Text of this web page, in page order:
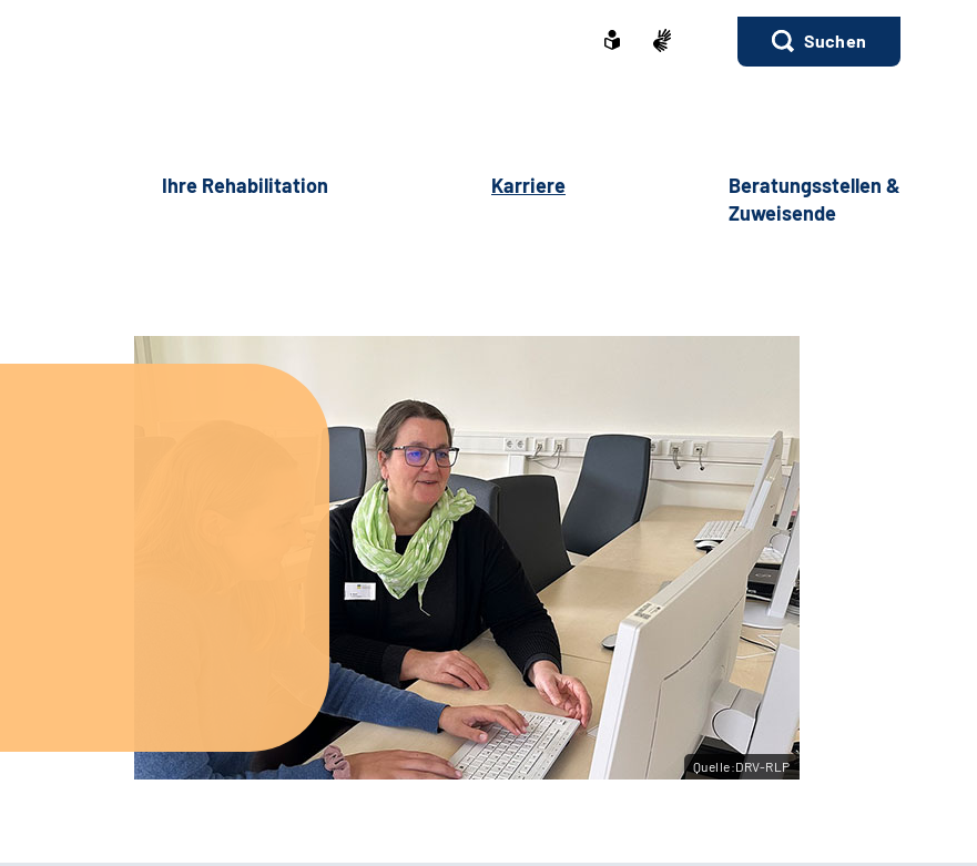
Suchen
Ihre Rehabilitation Karriere
Beratungsstellen &
Zuweisende
Quelle:DRV-RLP